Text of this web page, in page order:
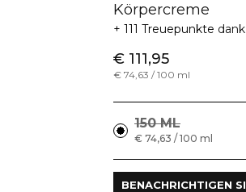
Körpercreme
111 Treuepunkte
€ 111,95
€ 74,63 / 100 ml
150 ML
€ 74,63 / 100 ml
BENACHRICHTIGEN